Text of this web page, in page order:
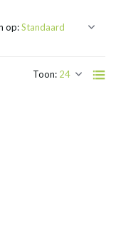
Toon:
op: